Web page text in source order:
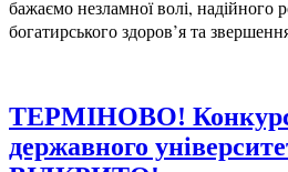
бажаємо незламної волі, надійного
богатирського здоров’я та
ТЕРМІНОВО! Конкурс
державного